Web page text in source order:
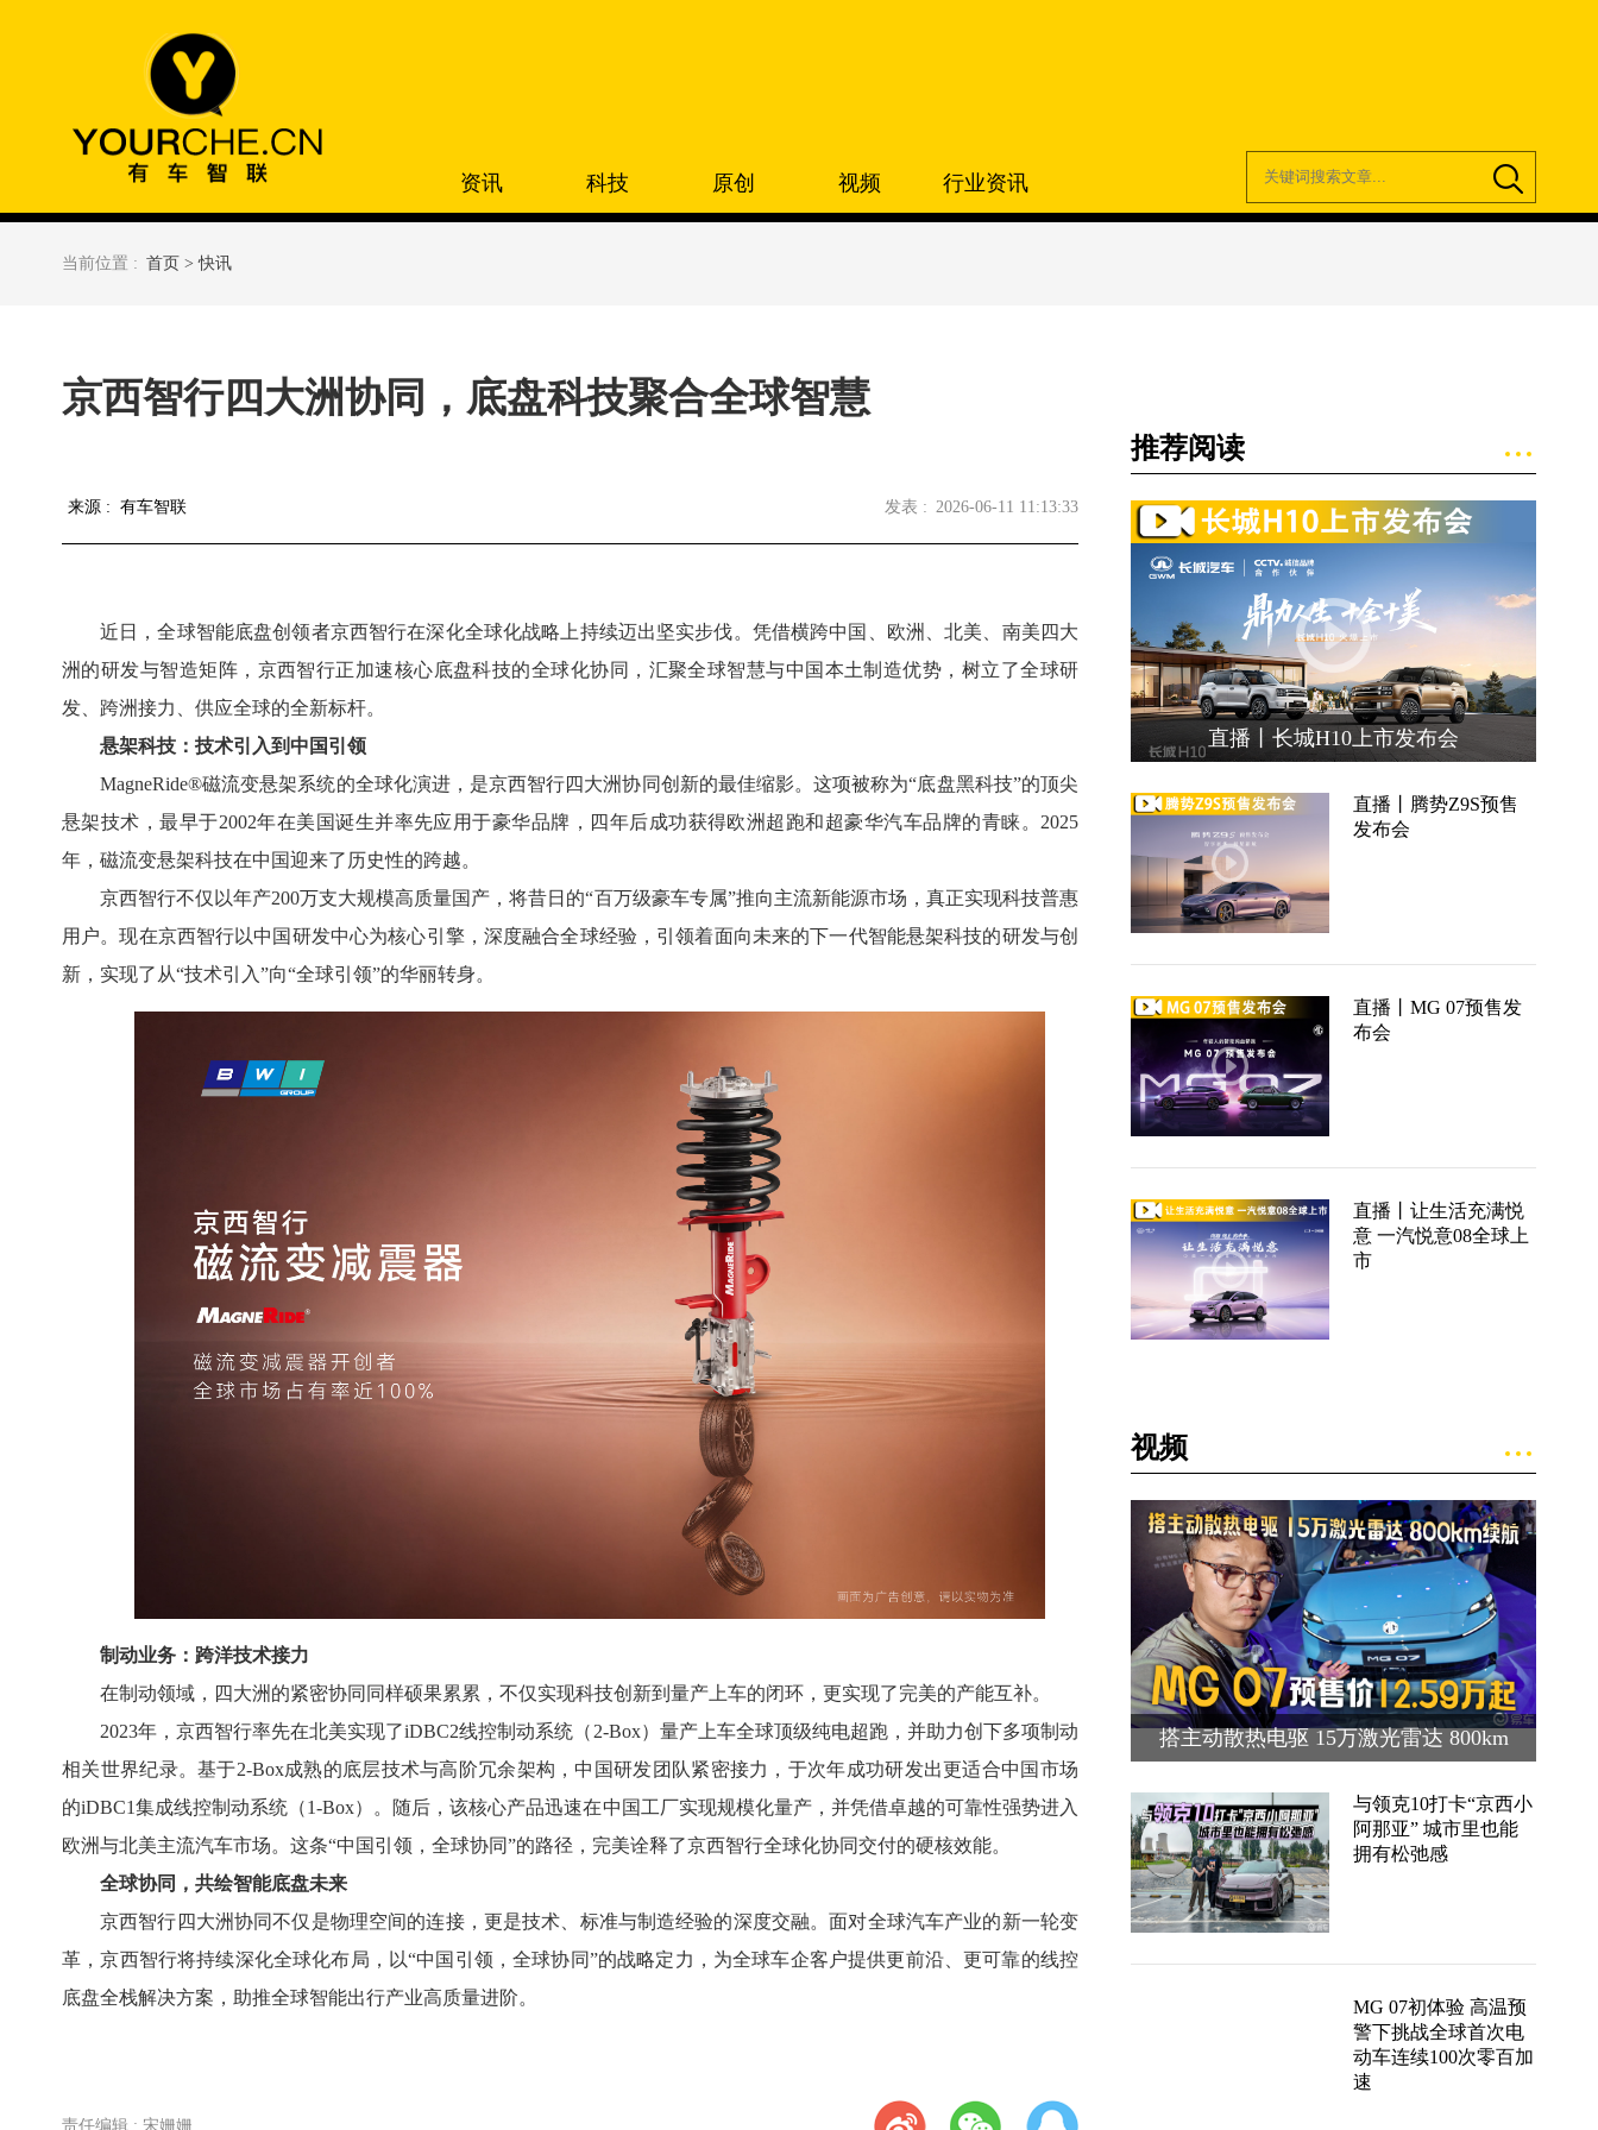
资讯 科技 原创 视频 行业资讯
当前位置 : 首页 >快讯
京西智行四大洲协同，底盘科技聚合全球智慧
来源 : 有车智联 发表 : 2026-06-11 11:13:33
近日，全球智能底盘创领者京西智行在深化全球化战略上持续迈出坚实步伐。凭借横跨中国、欧洲、北美、南美四大
洲的研发与智造矩阵，京西智行正加速核心底盘科技的全球化协同，汇聚全球智慧与中国本土制造优势，树立了全球研
发、跨洲接力、供应全球的全新标杆。
悬架科技：技术引入到中国引领
MagneRide®磁流变悬架系统的全球化演进，是京西智行四大洲协同创新的最佳缩影。这项被称为“底盘黑科技”的顶尖
悬架技术，最早于2002年在美国诞生并率先应用于豪华品牌，四年后成功获得欧洲超跑和超豪华汽车品牌的青睐。2025
年，磁流变悬架科技在中国迎来了历史性的跨越。
京西智行不仅以年产200万支大规模高质量国产，将昔日的“百万级豪车专属”推向主流新能源市场，真正实现科技普惠
用户。现在京西智行以中国研发中心为核心引擎，深度融合全球经验，引领着面向未来的下一代智能悬架科技的研发与创
新，实现了从“技术引入”向“全球引领”的华丽转身。
制动业务：跨洋技术接力
在制动领域，四大洲的紧密协同同样硕果累累，不仅实现科技创新到量产上车的闭环，更实现了完美的产能互补。
2023年，京西智行率先在北美实现了iDBC2线控制动系统（2-Box）量产上车全球顶级纯电超跑，并助力创下多项制动
相关世界纪录。基于2-Box成熟的底层技术与高阶冗余架构，中国研发团队紧密接力，于次年成功研发出更适合中国市场
的iDBC1集成线控制动系统（1-Box）。随后，该核心产品迅速在中国工厂实现规模化量产，并凭借卓越的可靠性强势进入
欧洲与北美主流汽车市场。这条“中国引领，全球协同”的路径，完美诠释了京西智行全球化协同交付的硬核效能。
全球协同，共绘智能底盘未来
京西智行四大洲协同不仅是物理空间的连接，更是技术、标准与制造经验的深度交融。面对全球汽车产业的新一轮变
革，京西智行将持续深化全球化布局，以“中国引领，全球协同”的战略定力，为全球车企客户提供更前沿、更可靠的线控
底盘全栈解决方案，助推全球智能出行产业高质量进阶。
责任编辑 : 宋姗姗
推荐阅读
直播丨长城H10上市发布会
直播丨腾势Z9S预售
发布会
直播丨MG 07预售发
布会
直播丨让生活充满悦
意 一汽悦意08全球上
市
视频
搭主动散热电驱 15万激光雷达 800km
与领克10打卡“京西小
阿那亚” 城市里也能
拥有松弛感
MG 07初体验 高温预
警下挑战全球首次电
动车连续100次零百加
速